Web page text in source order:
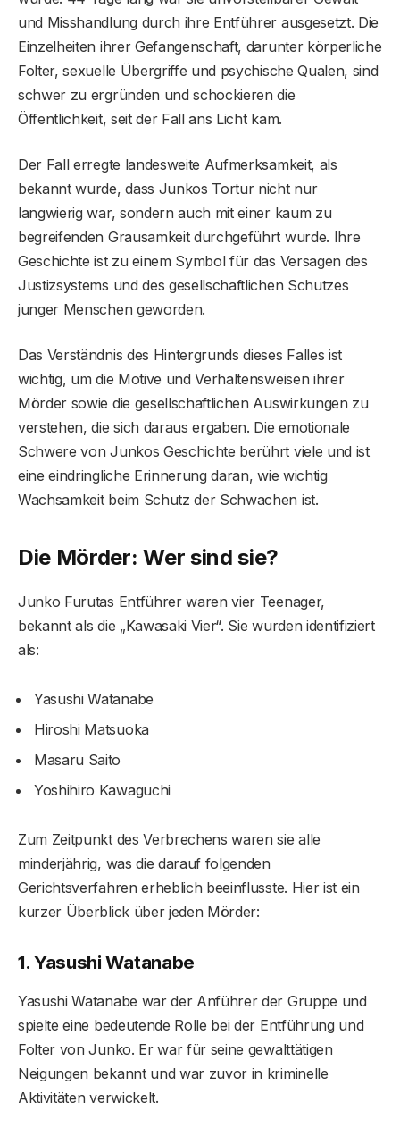
und Misshandlung durch ihre Entführer ausgesetzt. Die
Einzelheiten ihrer Gefangenschaft, darunter körperliche
Folter, sexuelle Übergriffe und psychische Qualen, sind
schwer zu ergründen und schockieren die
Öffentlichkeit, seit der Fall ans Licht kam.
Der Fall erregte landesweite Aufmerksamkeit, als
bekannt wurde, dass Junkos Tortur nicht nur
langwierig war, sondern auch mit einer kaum zu
begreifenden Grausamkeit durchgeführt wurde. Ihre
Geschichte ist zu einem Symbol für das Versagen des
Justizsystems und des gesellschaftlichen Schutzes
junger Menschen geworden.
Das Verständnis des Hintergrunds dieses Falles ist
wichtig, um die Motive und Verhaltensweisen ihrer
Mörder sowie die gesellschaftlichen Auswirkungen zu
verstehen, die sich daraus ergaben. Die emotionale
Schwere von Junkos Geschichte berührt viele und ist
eine eindringliche Erinnerung daran, wie wichtig
Wachsamkeit beim Schutz der Schwachen ist.
Die Mörder: Wer sind sie?
Junko Furutas Entführer waren vier Teenager,
bekannt als die „Kawasaki Vier“. Sie wurden identifiziert
als:
Yasushi Watanabe
Hiroshi Matsuoka
Masaru Saito
Yoshihiro Kawaguchi
Zum Zeitpunkt des Verbrechens waren sie alle
minderjährig, was die darauf folgenden
Gerichtsverfahren erheblich beeinflusste. Hier ist ein
kurzer Überblick über jeden Mörder:
1. Yasushi Watanabe
Yasushi Watanabe war der Anführer der Gruppe und
spielte eine bedeutende Rolle bei der Entführung und
Folter von Junko. Er war für seine gewalttätigen
Neigungen bekannt und war zuvor in kriminelle
Aktivitäten verwickelt.